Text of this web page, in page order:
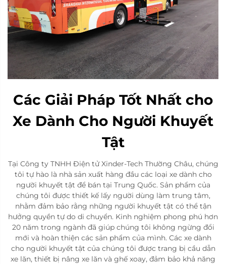
Các Giải Pháp Tốt Nhất cho
Xe Dành Cho Người Khuyết
Tật
Tại Công ty TNHH Điện tử Xinder-Tech Thường Châu, chúng
tôi tự hào là nhà sản xuất hàng đầu các loại xe dành cho
người khuyết tật để bán tại Trung Quốc. Sản phẩm của
chúng tôi được thiết kế lấy người dùng làm trung tâm,
nhằm đảm bảo rằng những người khuyết tật có thể tận
hưởng quyền tự do di chuyển. Kinh nghiệm phong phú hơn
20 năm trong ngành đã giúp chúng tôi không ngừng đổi
mới và hoàn thiện các sản phẩm của mình. Các xe dành
cho người khuyết tật của chúng tôi được trang bị cầu dẫn
xe lăn, thiết bị nâng xe lăn và ghế xoay, đảm bảo khả năng